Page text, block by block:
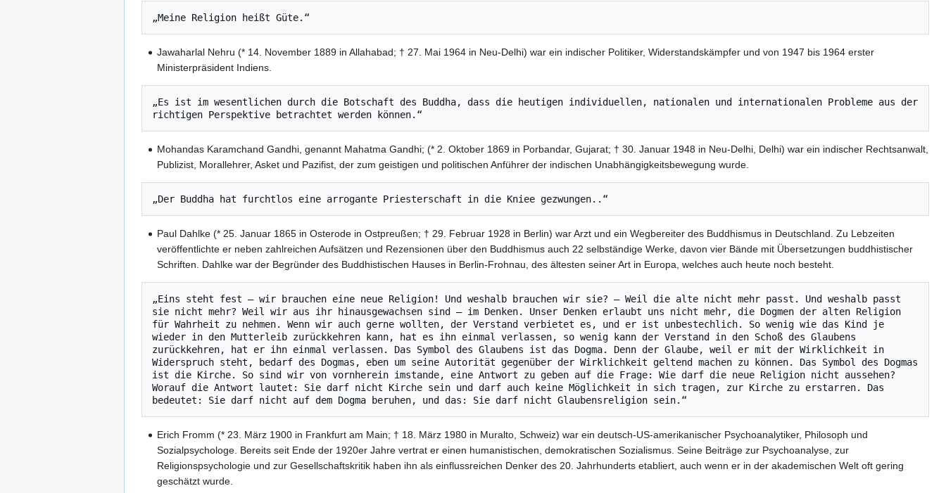
Jawaharlal Nehru (* 14. November 1889 in Allahabad; † 27. Mai 1964 in Neu-Delhi) war ein indischer Politiker, Widerstandskämpfer und von 1947 bis 1964 erster
Ministerpräsident Indiens.
„Es ist im wesentlichen durch die Botschaft des Buddha, dass die heutigen individuellen, nationalen und internationalen Probleme aus der
Mohandas Karamchand Gandhi, genannt Mahatma Gandhi; (* 2. Oktober 1869 in Porbandar, Gujarat; † 30. Januar 1948 in Neu-Delhi, Delhi) war ein indischer Rechtsanwalt,
Publizist, Morallehrer, Asket und Pazifist, der zum geistigen und politischen Anführer der indischen Unabhängigkeitsbewegung wurde.
Paul Dahlke (* 25. Januar 1865 in Osterode in Ostpreußen; † 29. Februar 1928 in Berlin) war Arzt und ein Wegbereiter des Buddhismus in Deutschland. Zu Lebzeiten
veröffentlichte er neben zahlreichen Aufsätzen und Rezensionen über den Buddhismus auch 22 selbständige Werke, davon vier Bände mit Übersetzungen buddhistischer
Schriften. Dahlke war der Begründer des Buddhistischen Hauses in Berlin-Frohnau, des ältesten seiner Art in Europa, welches auch heute noch besteht.
„Eins steht fest – wir brauchen eine neue Religion! Und weshalb brauchen wir sie? – Weil die alte nicht mehr passt. Und weshalb passt
sie nicht mehr? Weil wir aus ihr hinausgewachsen sind – im Denken. Unser Denken erlaubt uns nicht mehr, die Dogmen der alten Religion
für Wahrheit zu nehmen. Wenn wir auch gerne wollten, der Verstand verbietet es, und er ist unbestechlich. So wenig wie das Kind je
wieder in den Mutterleib zurückkehren kann, hat es ihn einmal verlassen, so wenig kann der Verstand in den Schoß des Glaubens
zurückkehren, hat er ihn einmal verlassen. Das Symbol des Glaubens ist das Dogma. Denn der Glaube, weil er mit der Wirklichkeit in
Widerspruch steht, bedarf des Dogmas, eben um seine Autorität gegenüber der Wirklichkeit geltend machen zu können. Das Symbol des Dogmas
ist die Kirche. So sind wir von vornherein imstande, eine Antwort zu geben auf die Frage: Wie darf die neue Religion nicht aussehen?
Worauf die Antwort lautet: Sie darf nicht Kirche sein und darf auch keine Möglichkeit in sich tragen, zur Kirche zu erstarren. Das
Erich Fromm (* 23. März 1900 in Frankfurt am Main; † 18. März 1980 in Muralto, Schweiz) war ein deutsch-US-amerikanischer Psychoanalytiker, Philosoph und
Sozialpsychologe. Bereits seit Ende der 1920er Jahre vertrat er einen humanistischen, demokratischen Sozialismus. Seine Beiträge zur Psychoanalyse, zur
Religionspsychologie und zur Gesellschaftskritik haben ihn als einflussreichen Denker des 20. Jahrhunderts etabliert, auch wenn er in der akademischen Welt oft gering
geschätzt wurde.